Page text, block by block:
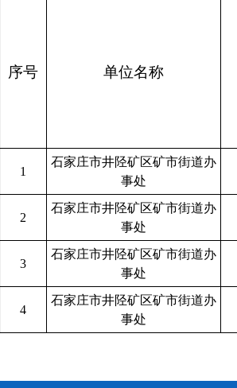
序号 单位名称
1
石家庄市井陉矿区矿市街道办
事处
2
石家庄市井陉矿区矿市街道办
事处
3
石家庄市井陉矿区矿市街道办
事处
4
石家庄市井陉矿区矿市街道办
事处